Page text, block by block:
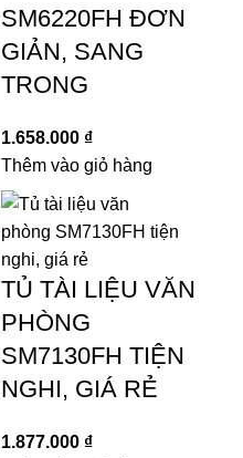
SM6220FH ĐƠN
GIẢN, SANG
TRONG
1.658.000 ₫
Thêm vào giỏ hàng
TỦ TÀI LIỆU VĂN
PHÒNG
SM7130FH TIỆN
NGHI, GIÁ RẺ
1.877.000 ₫